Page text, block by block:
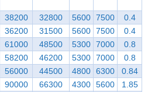
38200 32800 5600 7500
0.4
36200 31500 5600 7500
0.4
61000 48500 5300 7000
0.8
58200 46200 5300 7000
0.8
56000 44500 4800 6300
0.84
90000 66300 4300 5600
1.85